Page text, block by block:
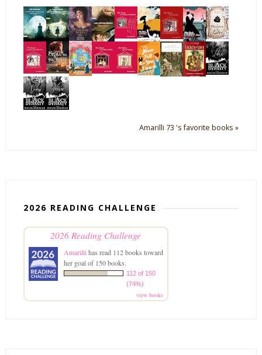
Amarilli 73 's favorite books »
2026 READING CHALLENGE
2026 Reading Challenge
Amarillihas read 112 books toward
her goal of 150 books.
112 of 150
(74%)
view books